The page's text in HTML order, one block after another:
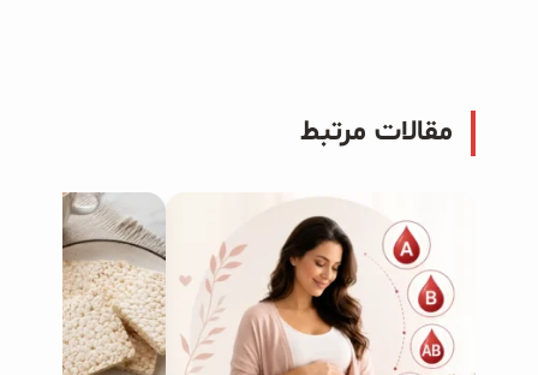
مقالات مرتبط